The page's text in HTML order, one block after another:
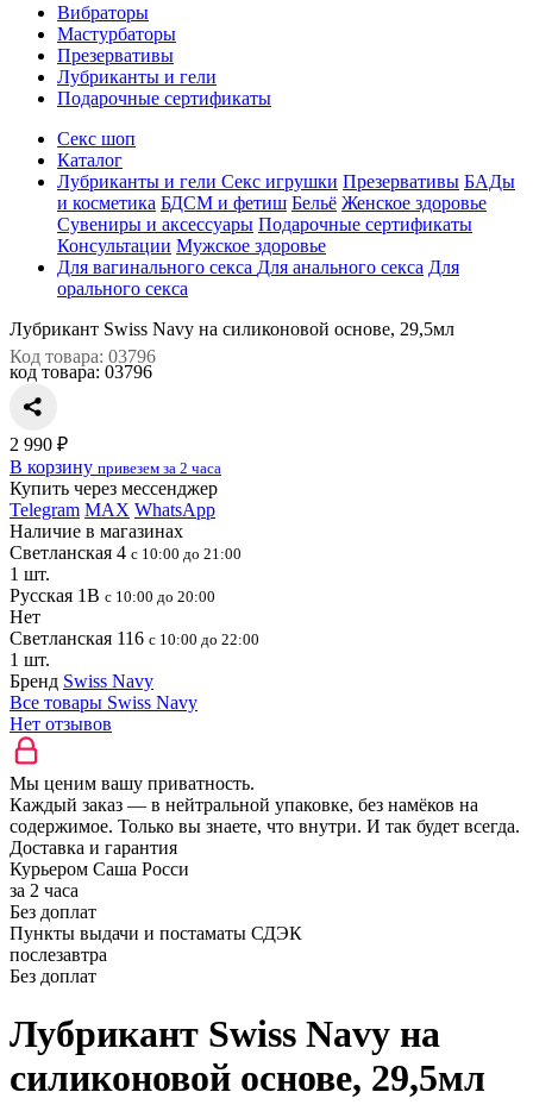
Вибраторы
Мастурбаторы
Презервативы
Лубриканты и гели
Подарочные сертификаты
Секс шоп
Каталог
Лубриканты и гели Секс игрушки Презервативы БАДы
и косметика БДСМ и фетиш Бельё Женское здоровье
Сувениры и аксессуары Подарочные сертификаты
Консультации Мужское здоровье
Для вагинального секса Для анального секса Для
орального секса
Лубрикант Swiss Navy на силиконовой основе, 29,5мл
Код товара: 03796
код товара: 03796
2 990 ₽
В корзину привезем за 2 часа
Купить через мессенджер
Telegram MAX WhatsApp
Наличие в магазинах
Светланская 4 с 10:00 до 21:00
1 шт.
Русская 1В с 10:00 до 20:00
Нет
Светланская 116 с 10:00 до 22:00
1 шт.
Бренд Swiss Navy
Все товары Swiss Navy
Нет отзывов
Мы ценим вашу приватность.
Каждый заказ — в нейтральной упаковке, без намёков на
содержимое. Только вы знаете, что внутри. И так будет всегда.
Доставка и гарантия
Курьером Саша Росси
за 2 часа
Без доплат
Пункты выдачи и постаматы СДЭК
послезавтра
Без доплат
Лубрикант Swiss Navy на
силиконовой основе, 29,5мл